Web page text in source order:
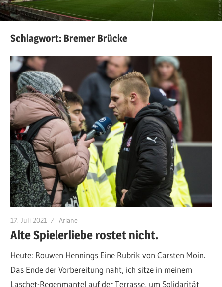
Schlagwort: Bremer Brücke
17. Juli 2021 Ariane
Alte Spielerliebe rostet nicht.
Heute: Rouwen Hennings Eine Rubrik von Carsten Moin.
Das Ende der Vorbereitung naht, ich sitze in meinem
Laschet-Regenmantel auf der Terrasse, um Solidarität